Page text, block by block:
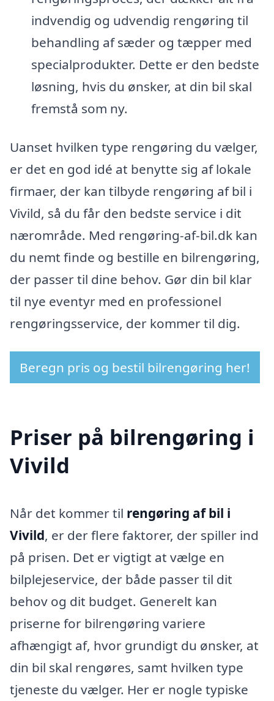
indvendig og udvendig rengøring til
behandling af sæder og tæpper med
specialprodukter. Dette er den bedste
løsning, hvis du ønsker, at din bil skal
fremstå som ny.
Uanset hvilken type rengøring du vælger,
er det en god idé at benytte sig af lokale
firmaer, der kan tilbyde rengøring af bil i
Vivild, så du får den bedste service i dit
nærområde. Med rengøring-af-bil.dk kan
du nemt finde og bestille en bilrengøring,
der passer til dine behov. Gør din bil klar
til nye eventyr med en professionel
rengøringsservice, der kommer til dig.
Beregn pris og bestil bilrengøring her!
Priser på bilrengøring i
Vivild
Når det kommer til rengøring af bil i
Vivild, er der flere faktorer, der spiller ind
på prisen. Det er vigtigt at vælge en
bilplejeservice, der både passer til dit
behov og dit budget. Generelt kan
priserne for bilrengøring variere
afhængigt af, hvor grundigt du ønsker, at
din bil skal rengøres, samt hvilken type
tjeneste du vælger. Her er nogle typiske